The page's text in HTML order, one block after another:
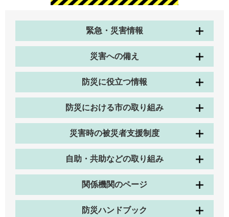
緊急・災害情報
災害への備え
防災に役立つ情報
防災における市の取り組み
災害時の被災者支援制度
自助・共助などの取り組み
関係機関のページ
防災ハンドブック